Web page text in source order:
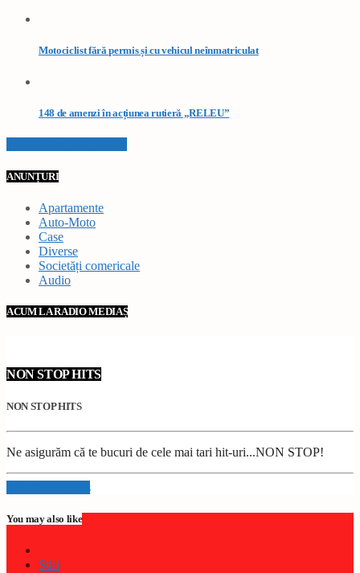
Motociclist fără permis și cu vehicul neînmatriculat
148 de amenzi în acțiunea rutieră „RELEU”
ANUNȚURI
Apartamente
Auto-Moto
Case
Diverse
Societăți comericale
Audio
ACUM LA RADIO MEDIAȘ
NON STOP HITS
NON STOP HITS
Ne asigurăm că te bucuri de cele mai tari hit-uri...NON STOP!
Info and episodes
You may also like
Stiri